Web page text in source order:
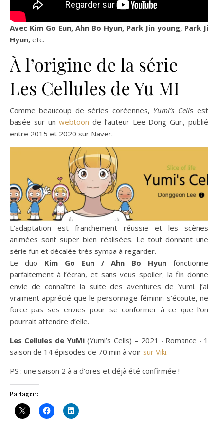
Avec Kim Go Eun, Ahn Bo Hyun, Park Jin young, Park Ji
Hyun, etc.
À l’origine de la série
Les Cellules de Yu MI
Comme beaucoup de séries coréennes, Yumi’s Cells est
basée sur unwebtoon de l’auteur Lee Dong Gun, publié
entre 2015 et 2020 sur Naver.
L’adaptation est franchement réussie et les scènes
animées sont super bien réalisées. Le tout donnant une
série fun et décalée très sympa à regarder.
Le duo Kim Go Eun / Ahn Bo Hyun fonctionne
parfaitement à l’écran, et sans vous spoiler, la fin donne
envie de connaître la suite des aventures de Yumi. J’ai
vraiment apprécié que le personnage féminin s’écoute, ne
force pas ses envies pour se conformer à ce que l’on
pourrait attendre d’elle.
Les Cellules de YuMi(Yumi’s Cells) – 2021 ‧ Romance ‧ 1
saison de 14 épisodes de 70 min à voir sur Viki.
PS : une saison 2 à a d’ores et déjà été confirmée !
Partager :